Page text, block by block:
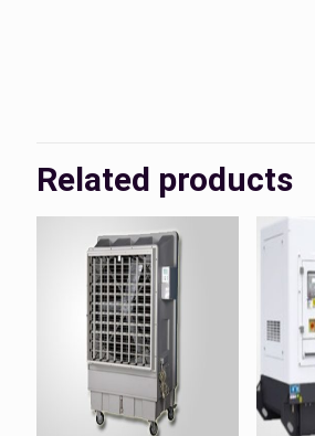
Related products